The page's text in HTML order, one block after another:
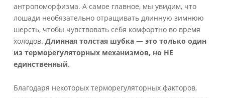
антропоморфизма. А самое главное, мы увидим, что
лошади необязательно отращивать длинную зимнюю
шерсть, чтобы чувствовать себя комфортно во время
холодов. Длинная толстая шубка — это только один
из терморегуляторных механизмов, но НЕ
единственный.
Благодаря некоторых терморегуляторных факторов,